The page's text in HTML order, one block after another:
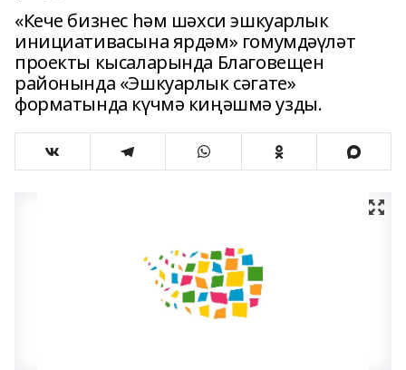
«Кече бизнес һәм шәхси эшкуарлык
инициативасына ярдәм» гомумдәүләт
проекты кысаларында Благовещен
районында «Эшкуарлык сәгате»
форматында күчмә киңәшмә узды.